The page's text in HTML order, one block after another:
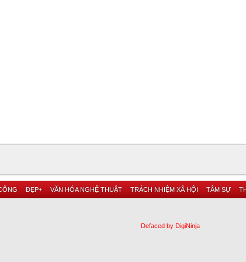
ĐẸP+ VĂN HÓA NGHỆ THUẬT TRÁCH NHIỆM XÃ HỘI TÂM SỰ
Defaced by DigiNinja